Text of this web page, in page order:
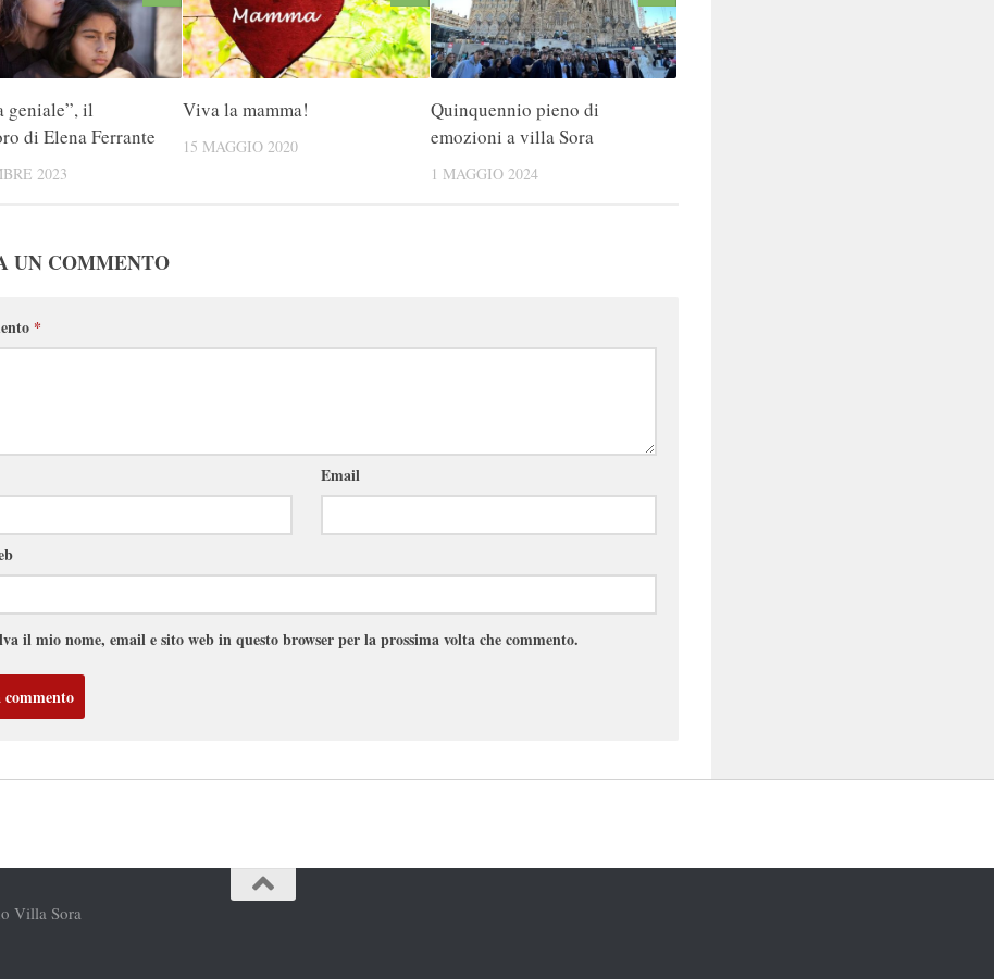
geniale”, il
di Elena Ferrante
2023
Viva la mamma!
15 MAGGIO 2020
Quinquennio pieno di
emozioni a villa Sora
1 MAGGIO 2024
UN COMMENTO
*
Email
il mio nome, email e sito web in questo browser per la prossima volta che commento.
Villa Sora